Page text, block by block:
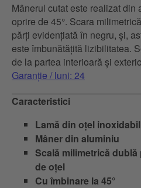
Mânerul cutat este realizat din
oprire de 45°. Scara
părți evidențiată în negru, și,
este îmbunătățită lizibilitatea.
de la partea interioară și
Garanție / luni: 24
Caracteristici
Lamă din oțel
Mâner din aluminiu
Scală milimetrică
de oțel
Cu îmbinare la 45°